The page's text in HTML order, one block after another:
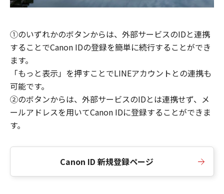
①のいずれかのボタンからは、外部サービスのIDと連携
することでCanon IDの登録を簡単に続行することができ
ます。
「もっと表示」を押すことでLINEアカウントとの連携も
可能です。
②のボタンからは、外部サービスのIDとは連携せず、メ
ールアドレスを用いてCanon IDに登録することができま
す。
Canon ID 新規登録ページ